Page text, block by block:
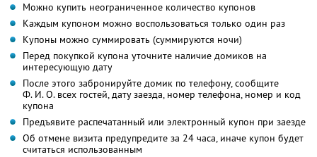
Можно купить неограниченное количество купонов
Каждым купоном можно воспользоваться только один раз
Купоны можно суммировать (суммируются ночи)
Перед покупкой купона уточните наличие домиков на
интересующую дату
После этого забронируйте домик по телефону, сообщите
Ф. И. О.всех гостей, дату заезда, номер телефона, номер и код
купона
Предъявите распечатанный или электронный купон при заезде
Об отмене визита предупредите за 24 часа, иначе купон будет
считаться использованным